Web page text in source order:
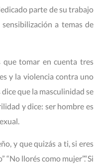
parte de su trabajo
a temas de
que tomar en cuenta tres
y la violencia contra uno
que la masculinidad se
y dice: ser hombre es
y que quizás a ti, si eres
llorés como mujer”.“Si